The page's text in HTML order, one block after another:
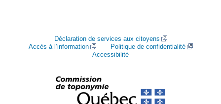
Déclaration de services aux citoyens
Accès à l’information
Politique de confidentialité
Accessibilité